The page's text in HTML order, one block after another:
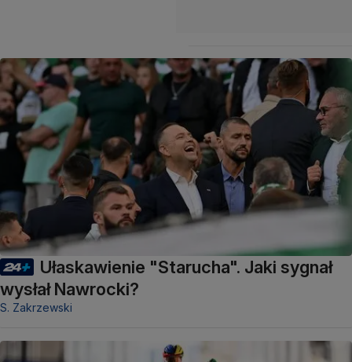
Ułaskawienie "Starucha". Jaki sygnał
wysłał Nawrocki?
S. Zakrzewski